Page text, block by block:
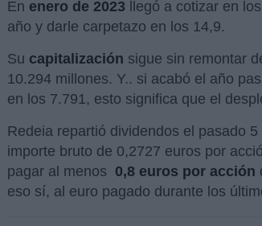
En enero de 2023
llegó a cotizar en
año y darle carpetazo en los 14,9.
Su capitalización sigue sin remontar
10.294 millones. Y.. si acabó el año
en los 7.791, esto significa que el
Redeia repartió dividendos el pasado
importe bruto de 0,2727 euros por
pagar al menos 0,8 euros por acción
eso sí, al euro pagado durante los